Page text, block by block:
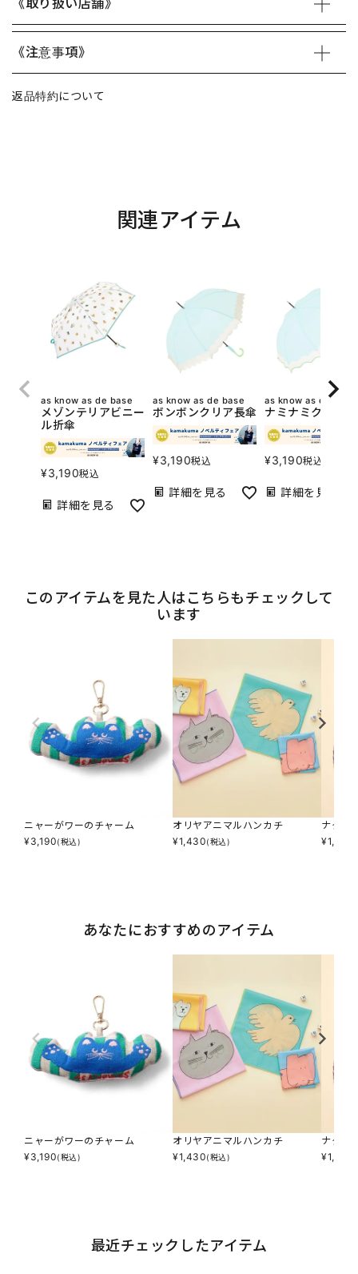
《取り扱い店舗》
《注意事項》
返品特約について
関連アイテム
as know as de base
メゾンテリアビニー
ル折傘
¥3,190税込
詳細を見る
as know as de base
ボンボンクリア長傘
¥3,190税込
詳細を見る
as know as de base
ナミナミクリア
¥3,190税込
詳細を見る
このアイテムを見た人はこちらもチェックして
います
ニャーがワーのチャーム
¥3,190(税込)
オリヤアニマルハンカチ
¥1,430(税込)
ナタリ
¥1,650
あなたにおすすめのアイテム
ニャーがワーのチャーム
¥3,190(税込)
オリヤアニマルハンカチ
¥1,430(税込)
ナタリ
¥1,650
最近チェックしたアイテム